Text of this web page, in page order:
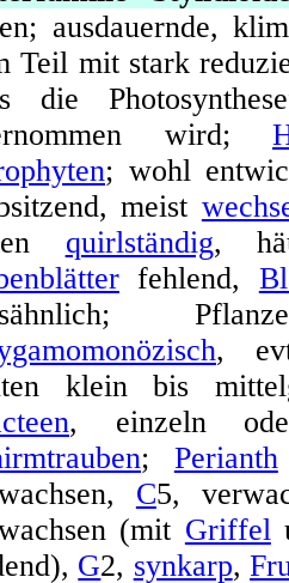
ausdauernde,
Teil mit stark
die
wird;
; wohl
meist
quirlständig,
fehlend,
,
klein bis
, einzeln
; Perianth
C5,
(mit Griffel
G2, synkarp,